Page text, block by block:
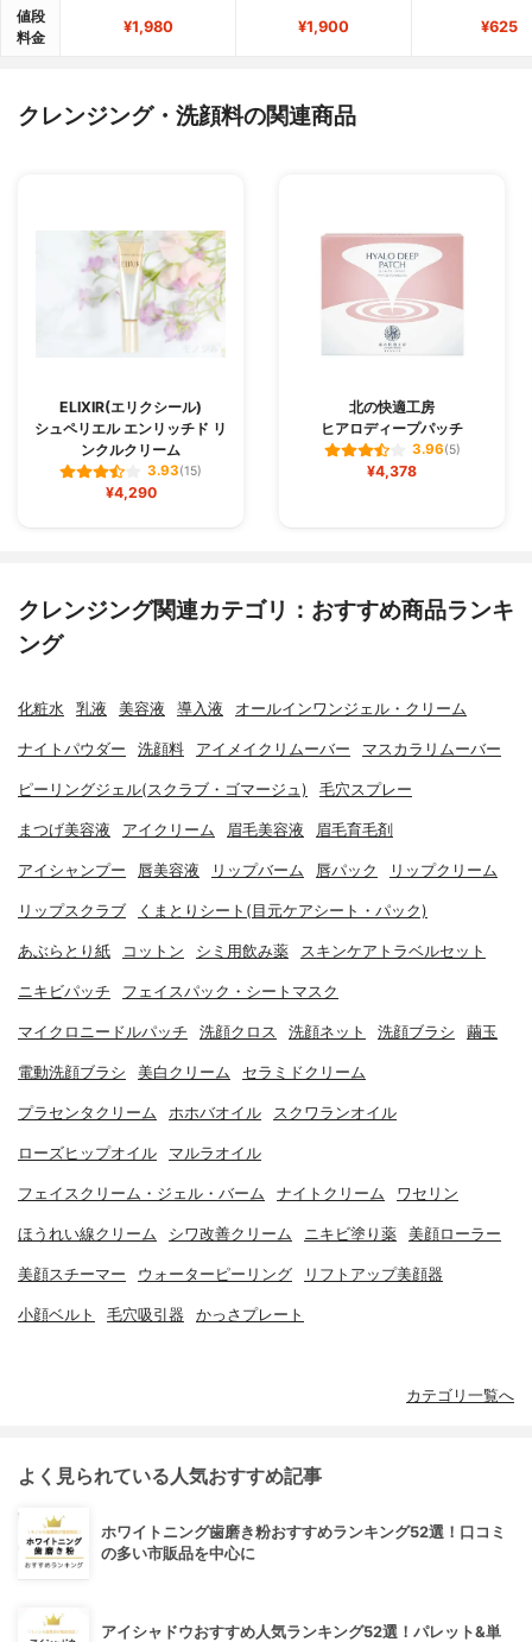
値段
料金
¥1,980 ¥1,900 ¥625
クレンジング・洗顔料の関連商品
ELIXIR(エリクシール)
シュペリエル エンリッチド リ
ンクルクリーム
3.93(15)
¥4,290
北の快適工房
ヒアロディープパッチ
3.96(5)
¥4,378
クレンジング関連カテゴリ：おすすめ商品ランキ
ング
化粧水 乳液 美容液 導入液 オールインワンジェル・クリーム
ナイトパウダー 洗顔料 アイメイクリムーバー マスカラリムーバー
ピーリングジェル(スクラブ・ゴマージュ) 毛穴スプレー
まつげ美容液 アイクリーム 眉毛美容液 眉毛育毛剤
アイシャンプー 唇美容液 リップバーム 唇パック リップクリーム
リップスクラブ くまとりシート(目元ケアシート・パック)
あぶらとり紙 コットン シミ用飲み薬 スキンケアトラベルセット
ニキビパッチ フェイスパック・シートマスク
マイクロニードルパッチ 洗顔クロス 洗顔ネット 洗顔ブラシ 繭玉
電動洗顔ブラシ 美白クリーム セラミドクリーム
プラセンタクリーム ホホバオイル スクワランオイル
ローズヒップオイル マルラオイル
フェイスクリーム・ジェル・バーム ナイトクリーム ワセリン
ほうれい線クリーム シワ改善クリーム ニキビ塗り薬 美顔ローラー
美顔スチーマー ウォーターピーリング リフトアップ美顔器
小顔ベルト 毛穴吸引器 かっさプレート
カテゴリ一覧へ
よく見られている人気おすすめ記事
ホワイトニング歯磨き粉おすすめランキング52選！口コミ
の多い市販品を中心に
アイシャドウおすすめ人気ランキング52選！パレット&単